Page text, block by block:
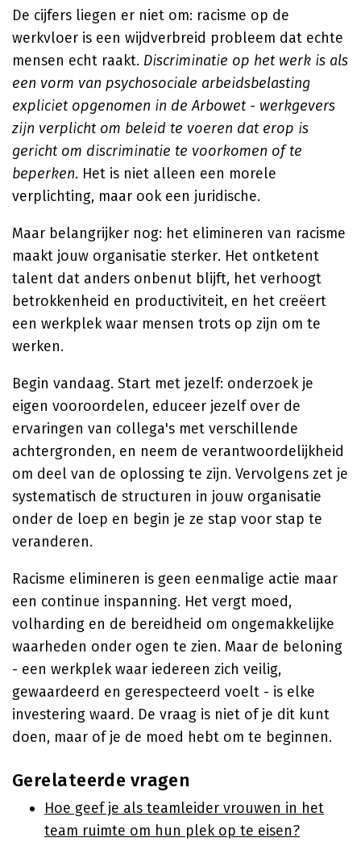
De cijfers liegen er niet om: racisme op de
werkvloer is een wijdverbreid probleem dat echte
mensen echt raakt. Discriminatie op het werk is als
een vorm van psychosociale arbeidsbelasting
expliciet opgenomen in de Arbowet - werkgevers
zijn verplicht om beleid te voeren dat erop is
gericht om discriminatie te voorkomen of te
beperken. Het is niet alleen een morele
verplichting, maar ook een juridische.
Maar belangrijker nog: het elimineren van racisme
maakt jouw organisatie sterker. Het ontketent
talent dat anders onbenut blijft, het verhoogt
betrokkenheid en productiviteit, en het creëert
een werkplek waar mensen trots op zijn om te
werken.
Begin vandaag. Start met jezelf: onderzoek je
eigen vooroordelen, educeer jezelf over de
ervaringen van collega's met verschillende
achtergronden, en neem de verantwoordelijkheid
om deel van de oplossing te zijn. Vervolgens zet je
systematisch de structuren in jouw organisatie
onder de loep en begin je ze stap voor stap te
veranderen.
Racisme elimineren is geen eenmalige actie maar
een continue inspanning. Het vergt moed,
volharding en de bereidheid om ongemakkelijke
waarheden onder ogen te zien. Maar de beloning
- een werkplek waar iedereen zich veilig,
gewaardeerd en gerespecteerd voelt - is elke
investering waard. De vraag is niet of je dit kunt
doen, maar of je de moed hebt om te beginnen.
Gerelateerde vragen
Hoe geef je als teamleider vrouwen in het
team ruimte om hun plek op te eisen?